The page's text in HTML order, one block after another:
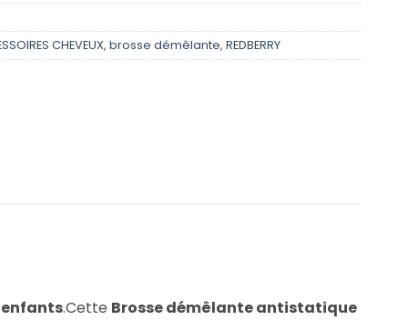
CHEVEUX, brosse démêlante, REDBERRY
enfants.Cette Brosse démêlante antistatique